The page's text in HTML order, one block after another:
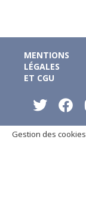
MENTIONS
LÉGALES
ET CGU
Gestion des cookies